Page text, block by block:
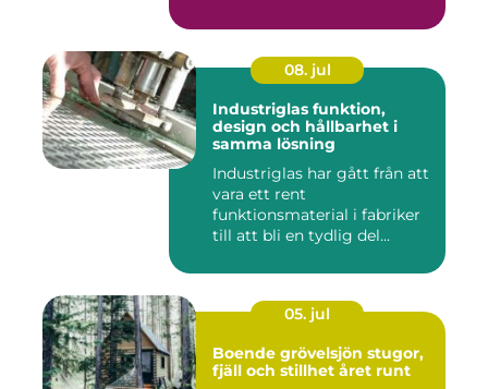
08. jul
Industriglas funktion,
design och hållbarhet i
samma lösning
Industriglas har gått från att
vara ett rent
funktionsmaterial i fabriker
till att bli en tydlig del...
05. jul
Boende grövelsjön stugor,
fjäll och stillhet året runt